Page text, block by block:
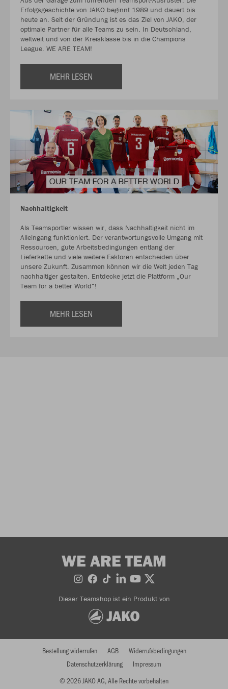
Erfolgsgeschichte von JAKO beginnt 1989 und dauert bis
heute an. Seit der Gründung ist es das Ziel von JAKO, der
optimale Partner für alle Teams zu sein. In Deutschland,
weltweit und von der Kreisklasse bis in die Champions
League. WE ARE TEAM!
MEHR LESEN
Nachhaltigkeit
Als Teamsportler wissen wir, dass Nachhaltigkeit nicht im
Alleingang funktioniert. Der verantwortungsvolle Umgang mit
Ressourcen, gute Arbeitsbedingungen entlang der
Lieferkette und viele weitere Faktoren entscheiden über
unsere Zukunft. Zusammen können wir die Welt jeden Tag
nachhaltiger gestalten. Entdecke jetzt die Plattform „Our
Team for a better World“!
MEHR LESEN
WE ARE TEAM
Dieser Teamshop ist ein Produkt von
© 2026 JAKO AG, Alle Rechte vorbehalten
Bestellung widerrufen AGB
Widerrufsbedingungen
Datenschutzerklärung
Impressum